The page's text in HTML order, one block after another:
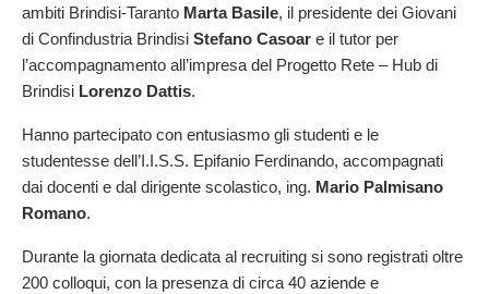
ambiti Brindisi-Taranto Marta Basile, il presidente dei Giovani
di Confindustria Brindisi Stefano Casoar e il tutor per
l’accompagnamento all’impresa del Progetto Rete – Hub di
Brindisi Lorenzo Dattis.
Hanno partecipato con entusiasmo gli studenti e le
studentesse dell’I.I.S.S. Epifanio Ferdinando, accompagnati
dai docenti e dal dirigente scolastico, ing. Mario Palmisano
Romano.
Durante la giornata dedicata al recruiting si sono registrati oltre
200 colloqui, con la presenza di circa 40 aziende e